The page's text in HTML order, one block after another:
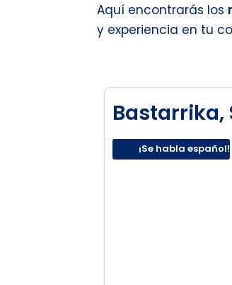
Aquí encontrarás los
y experiencia en tu
Bastarrika,
¡Se habla español!